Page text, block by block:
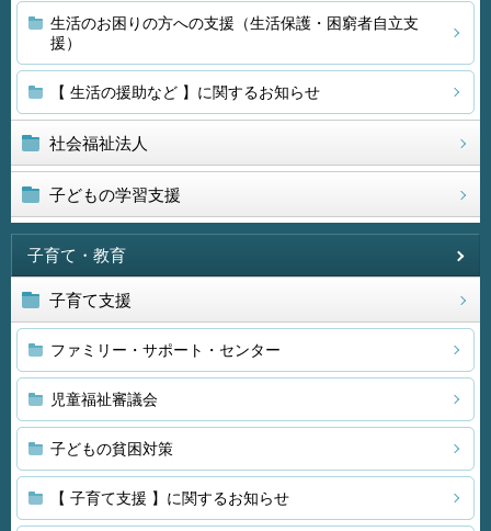
生活のお困りの方への支援（生活保護・困窮者自立支
援）
【 生活の援助など 】に関するお知らせ
社会福祉法人
子どもの学習支援
子育て・教育
子育て支援
ファミリー・サポート・センター
児童福祉審議会
子どもの貧困対策
【 子育て支援 】に関するお知らせ